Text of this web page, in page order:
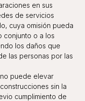
en sus
de servicios
cuya omisión pueda
conjunto o a los
los daños que
las personas por las
puede elevar
sin la
cumplimiento de